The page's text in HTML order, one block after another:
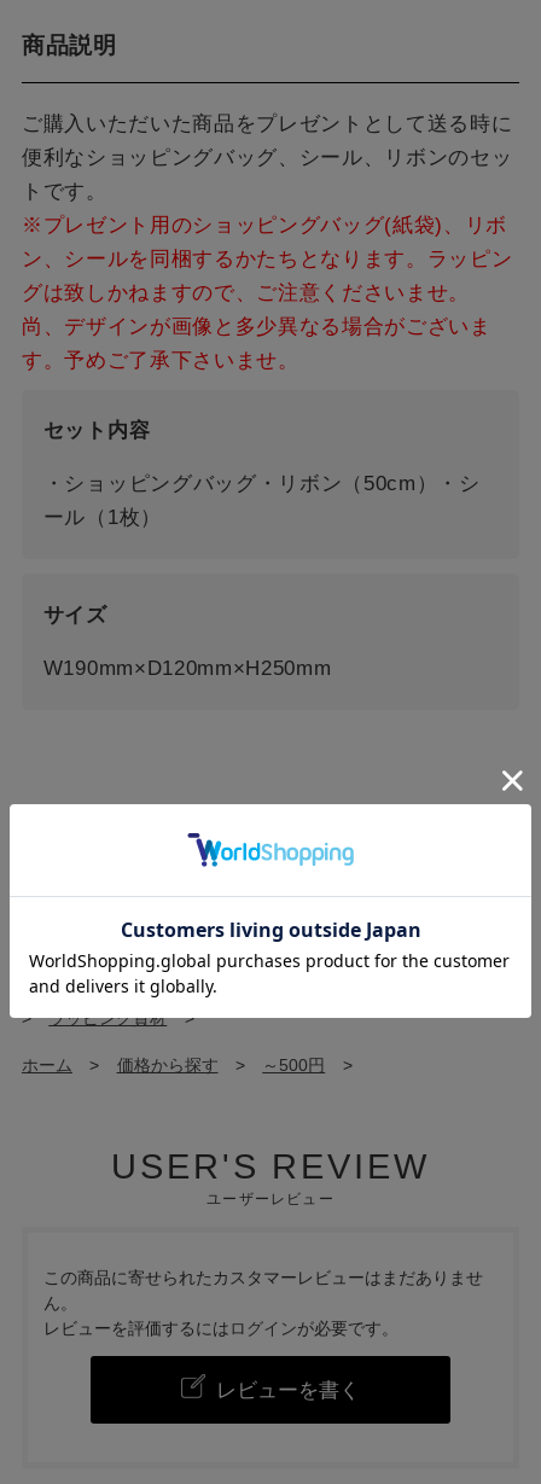
商品説明
ご購入いただいた商品をプレゼントとして送る時に
便利なショッピングバッグ、シール、リボンのセッ
トです。
※プレゼント用のショッピングバッグ(紙袋)、リボ
ン、シールを同梱するかたちとなります。ラッピン
グは致しかねますので、ご注意くださいませ。
尚、デザインが画像と多少異なる場合がございま
す。予めご了承下さいませ。
セット内容
・ショッピングバッグ・リボン（50cm）・シ
ール（1枚）
サイズ
W190mm×D120mm×H250mm
アイテムから探す
アイテムから探す ギフト/雑貨
ホーム > アイテムから探す
>
ラッピング資材 >
ホーム > 価格から探す > ～500円 >
USER'S REVIEW
ユーザーレビュー
この商品に寄せられたカスタマーレビューはまだありませ
ん。
レビューを評価するにはログインが必要です。
レビューを書く